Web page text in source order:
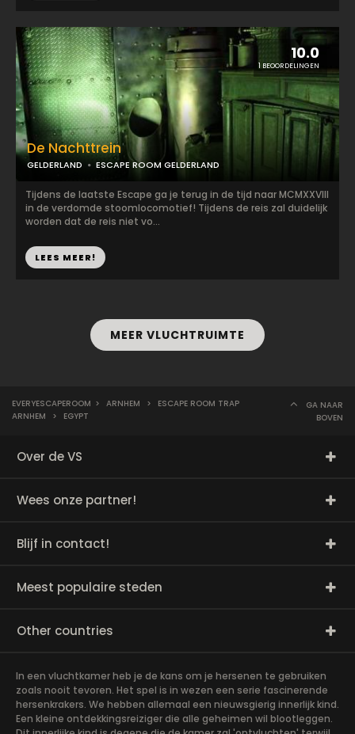
10.0
1 BEOORDELINGEN
De Nachttrein
GELDERLAND ESCAPE ROOM GELDERLAND
Tijdens de laatste Escape ga je terug in de tijd naar MCMXXVIII
in de verdomde stoomlocomotief! Tijdens de reis zal duidelijk
worden dat de reis niet vo...
LEES MEER!
MEER VLUCHTRUIMTE
EVERYESCAPEROOM > ARNHEM >
ESCAPE ROOM TRAP
ARNHEM
> EGYPT
GA NAAR
BOVEN
Over de VS
Wees onze partner!
Blijf in contact!
Meest populaire steden
Other countries
In een vluchtkamer heb je de kans om je hersenen te gebruiken
zoals nooit tevoren. Het spel is in wezen een serie fascinerende
hersenkrakers. We hebben allemaal een nieuwsgierig innerlijk kind.
Een kleine ontdekkingsreiziger die alle geheimen wil blootleggen.